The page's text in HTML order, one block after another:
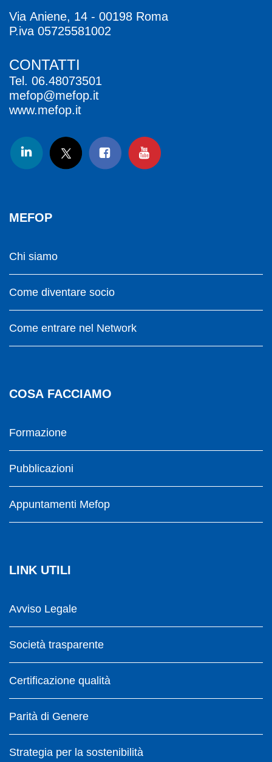
Via Aniene, 14 - 00198 Roma
P.iva 05725581002
CONTATTI
Tel. 06.48073501
mefop@mefop.it
www.mefop.it
MEFOP
Chi siamo
Come diventare socio
Come entrare nel Network
COSA FACCIAMO
Formazione
Pubblicazioni
Appuntamenti Mefop
LINK UTILI
Avviso Legale
Società trasparente
Certificazione qualità
Parità di Genere
Strategia per la sostenibilità